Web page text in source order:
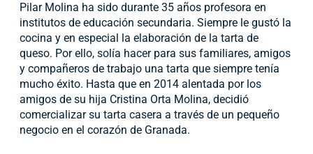
Pilar Molina ha sido durante 35 años profesora en
institutos de educación secundaria. Siempre le gustó la
cocina y en especial la elaboración de la tarta de
queso. Por ello, solía hacer para sus familiares, amigos
y compañeros de trabajo una tarta que siempre tenía
mucho éxito. Hasta que en 2014 alentada por los
amigos de su hija Cristina Orta Molina, decidió
comercializar su tarta casera a través de un pequeño
negocio en el corazón de Granada.